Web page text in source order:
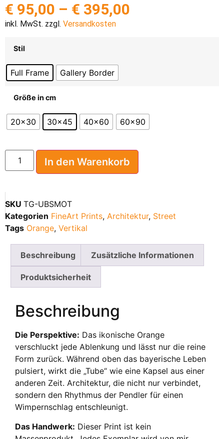
€ 95,00 – € 395,00
inkl. MwSt. zzgl. Versandkosten
Stil
Full Frame Gallery Border
Größe in cm
20x30 30x45 40x60 60x90
In den Warenkorb
SKU TG-UBSMOT
Kategorien FineArt Prints, Architektur, Street
Tags Orange, Vertikal
Beschreibung Zusätzliche Informationen
Produktsicherheit
Beschreibung
Die Perspektive: Das ikonische Orange
verschluckt jede Ablenkung und lässt nur die reine
Form zurück. Während oben das bayerische Leben
pulsiert, wirkt die „Tube“ wie eine Kapsel aus einer
anderen Zeit. Architektur, die nicht nur verbindet,
sondern den Rhythmus der Pendler für einen
Wimpernschlag entschleunigt.
Das Handwerk: Dieser Print ist kein